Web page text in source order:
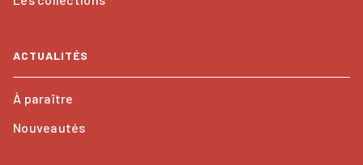
ACTUALITÉS
À paraître
Nouveautés